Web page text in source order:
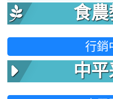
食
行銷
中